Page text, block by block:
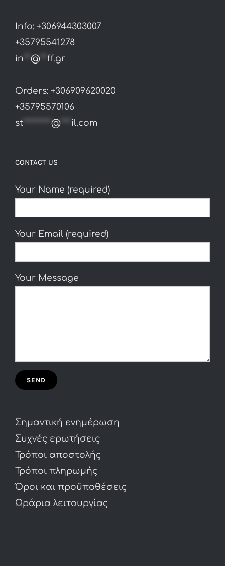
Info: +306944303007
+35795541278
in
@ ff.gr
Orders: +306909620020
+35795570106
st ******** @ *** il.com
CONTACT US
Your Name (required)
Your Email (required)
Your Message
Σημαντική ενημέρωση
Συχνές ερωτήσεις
Τρόποι αποστολής
Τρόποι πληρωμής
Όροι και προϋποθέσεις
Ωράρια λειτουργίας